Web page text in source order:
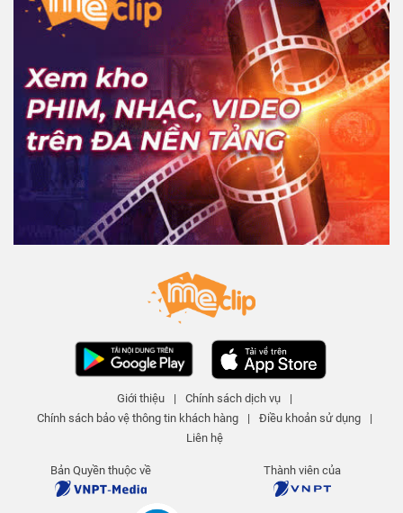
Giới thiệu | Chính sách dịch vụ
|
Chính sách bảo vệ thông tin khách hàng
| Điều khoản sử dụng
|
Liên hệ
Bản Quyền thuộc về Thành viên của